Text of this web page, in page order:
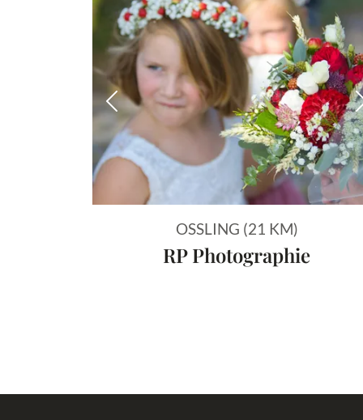
Vorheriges Bild
OSSLING (21 KM)
RP Photographie